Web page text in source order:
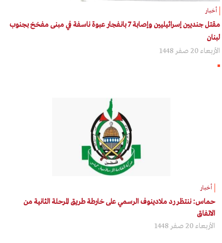
أخبار
مقتل جنديين إسرائيليين وإصابة 7 بانفجار عبوة ناسفة في مبنى مفخخ بجنوب
لبنان
الأربعاء 20 صفر 1448
أخبار
حماس: ننتظر رد ملادينوف الرسمي على خارطة طريق المرحلة الثانية من
الاتفاق
الأربعاء 20 صفر 1448